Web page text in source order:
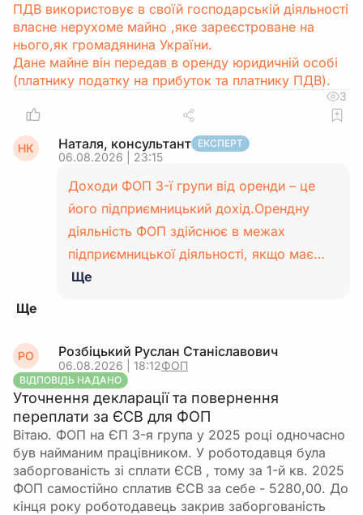
ПДВ використовує в своїй господарській діяльності
власне нерухоме майно ,яке зареєстроване на
нього,як громадянина України.
Дане майне він передав в оренду юридичній особі
(платнику податку на прибуток та платнику ПДВ).
3
НК Наталя, консультант ЕКСПЕРТ
06.08.2026 | 23:15
Доходи ФОП 3-ї групи від оренди – це
його підприємницький дохід.Орендну
діяльність ФОП здійснює в межах
підприємницької діяльності, якщо має…
Ще
РО Розбіцький Руслан Станіславович
06.08.2026 | 18:12ФОП
ВІДПОВІДЬ НАДАНО
Уточнення декларації та повернення
переплати за ЄСВ для ФОП
Вітаю. ФОП на ЄП 3-я група у 2025 році одночасно
був найманим працівником. У роботодавця була
заборгованість зі сплати ЄСВ , тому за 1-й кв. 2025
ФОП самостійно сплатив ЄСВ за себе - 5280,00. До
кінця року роботодавець закрив заборгованість